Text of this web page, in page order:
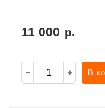
11 000 р.
В